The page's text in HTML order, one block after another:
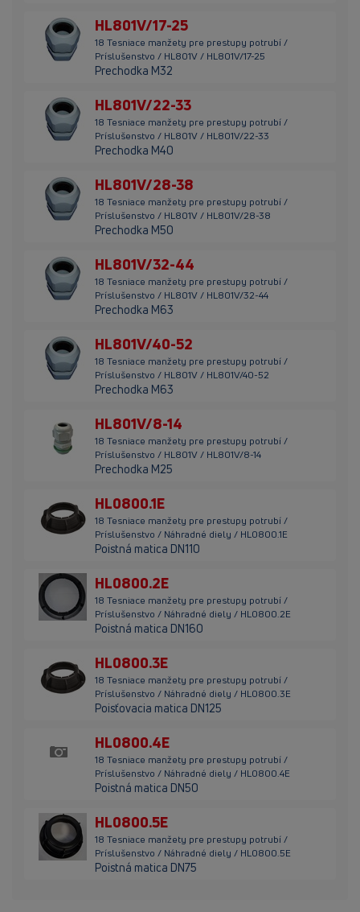
HL801V/17-25
18 Tesniace manžety pre prestupy potrubí /
Príslušenstvo / HL801V / HL801V/17-25
Prechodka M32
HL801V/22-33
18 Tesniace manžety pre prestupy potrubí /
Príslušenstvo / HL801V / HL801V/22-33
Prechodka M40
HL801V/28-38
18 Tesniace manžety pre prestupy potrubí /
Príslušenstvo / HL801V / HL801V/28-38
Prechodka M50
HL801V/32-44
18 Tesniace manžety pre prestupy potrubí /
Príslušenstvo / HL801V / HL801V/32-44
Prechodka M63
HL801V/40-52
18 Tesniace manžety pre prestupy potrubí /
Príslušenstvo / HL801V / HL801V/40-52
Prechodka M63
HL801V/8-14
18 Tesniace manžety pre prestupy potrubí /
Príslušenstvo / HL801V / HL801V/8-14
Prechodka M25
HL0800.1E
18 Tesniace manžety pre prestupy potrubí /
Príslušenstvo / Náhradné diely / HL0800.1E
Poistná matica DN110
HL0800.2E
18 Tesniace manžety pre prestupy potrubí /
Príslušenstvo / Náhradné diely / HL0800.2E
Poistná matica DN160
HL0800.3E
18 Tesniace manžety pre prestupy potrubí /
Príslušenstvo / Náhradné diely / HL0800.3E
Poisťovacia matica DN125
HL0800.4E
18 Tesniace manžety pre prestupy potrubí /
Príslušenstvo / Náhradné diely / HL0800.4E
Poistná matica DN50
HL0800.5E
18 Tesniace manžety pre prestupy potrubí /
Príslušenstvo / Náhradné diely / HL0800.5E
Poistná matica DN75